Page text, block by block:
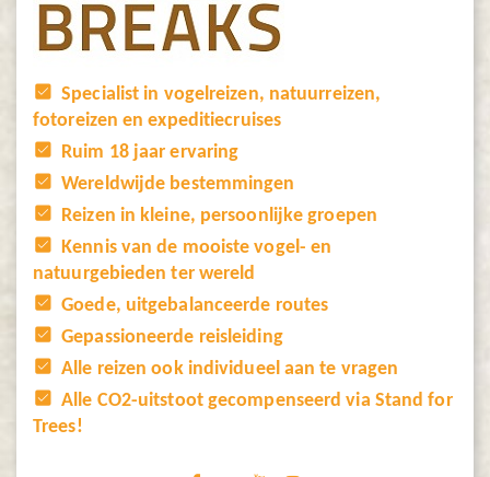
Specialist in vogelreizen, natuurreizen,
fotoreizen en expeditiecruises
Ruim 18 jaar ervaring
Wereldwijde bestemmingen
Reizen in kleine, persoonlijke groepen
Kennis van de mooiste vogel- en
natuurgebieden ter wereld
Goede, uitgebalanceerde routes
Gepassioneerde reisleiding
Alle reizen ook individueel aan te vragen
Alle CO2-uitstoot gecompenseerd via Stand for
Trees!